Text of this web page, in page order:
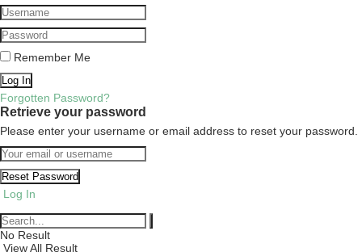
Remember Me
Forgotten Password?
Retrieve your password
Please enter your username or email address to reset your password.
Log In
No Result
View All Result